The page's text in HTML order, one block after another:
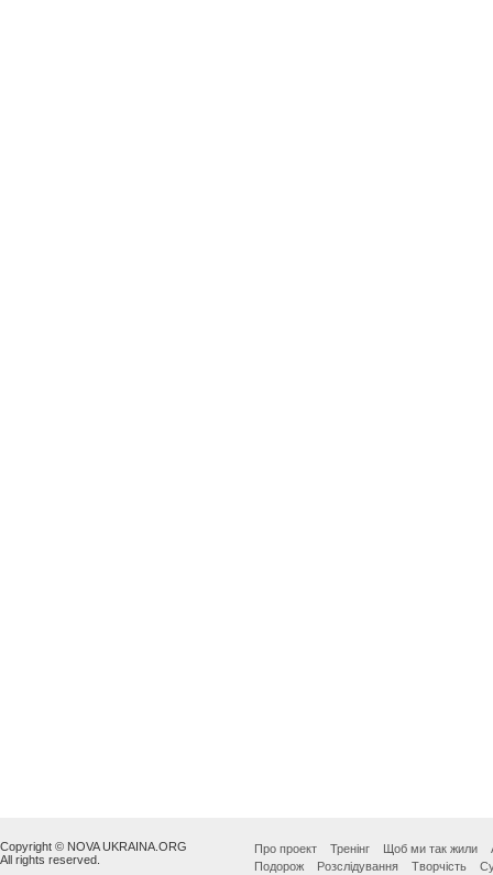
Copyright © NOVA UKRAINA.ORG
All rights reserved.
Про проект Тренінг Щоб ми так жили
Подорож
Розслідування Творчість